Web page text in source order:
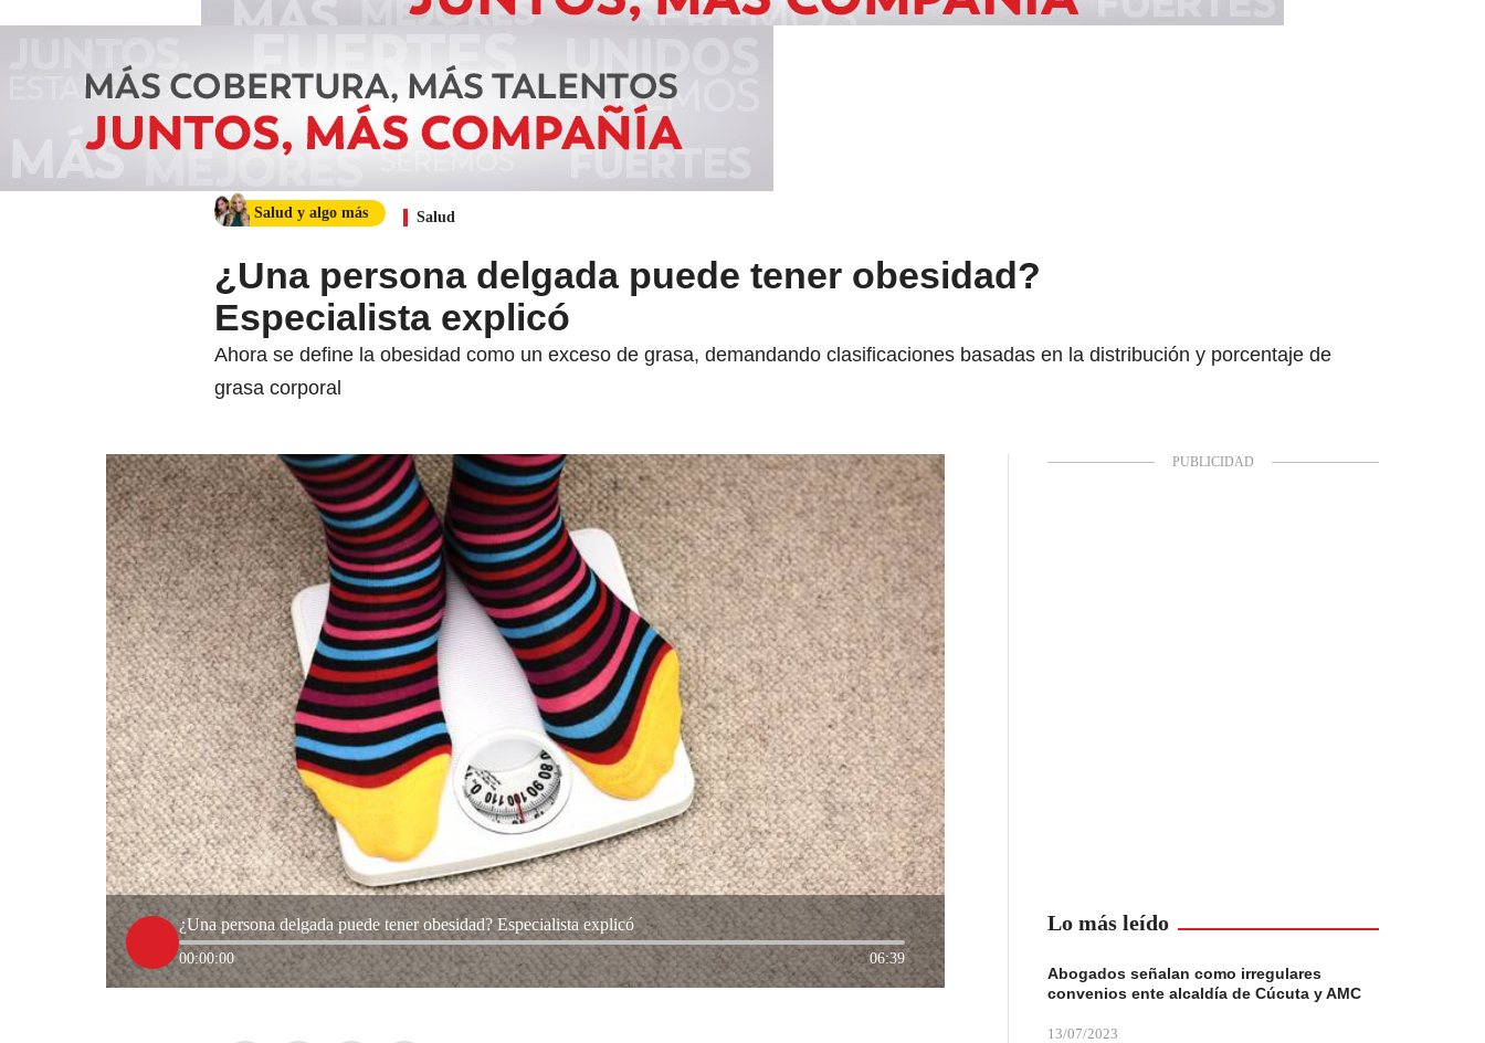
Salud y algo más Salud
¿Una persona delgada puede tener obesidad?
Especialista explicó
Ahora se define la obesidad como un exceso de grasa, demandando clasificaciones basadas en la distribución y porcentaje de
grasa corporal
¿Una persona delgada puede tener obesidad? Especialista explicó
00:00:00 06:39
Lo más leído
Abogados señalan como irregulares
convenios ente alcaldía de Cúcuta y AMC
13/07/2023